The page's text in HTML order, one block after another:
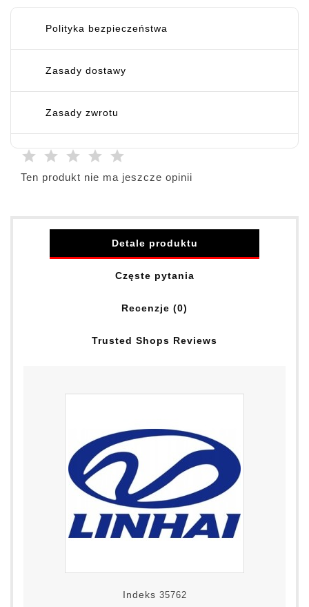
Polityka bezpieczeństwa
Zasady dostawy
Zasady zwrotu
Ten produkt nie ma jeszcze opinii
Detale produktu
Częste pytania
Recenzje (0)
Trusted Shops Reviews
Indeks 35762